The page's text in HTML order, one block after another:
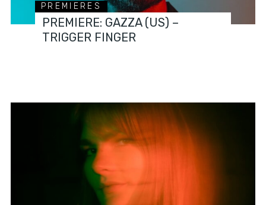
PREMIERES
PREMIERE: GAZZA (US) –
TRIGGER FINGER